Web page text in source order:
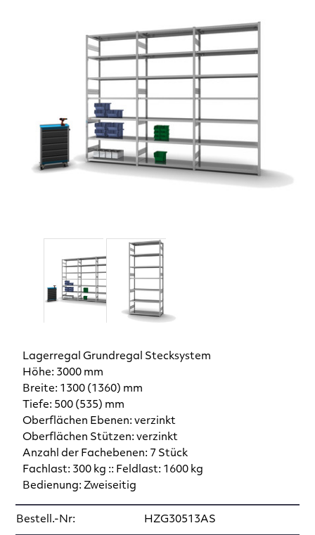
Lagerregal Grundregal Stecksystem
Höhe: 3000 mm
Breite: 1300 (1360) mm
Tiefe: 500 (535) mm
Oberflächen Ebenen: verzinkt
Oberflächen Stützen: verzinkt
Anzahl der Fachebenen: 7 Stück
Fachlast: 300 kg :: Feldlast: 1600 kg
Bedienung: Zweiseitig
Bestell.-Nr: HZG30513AS